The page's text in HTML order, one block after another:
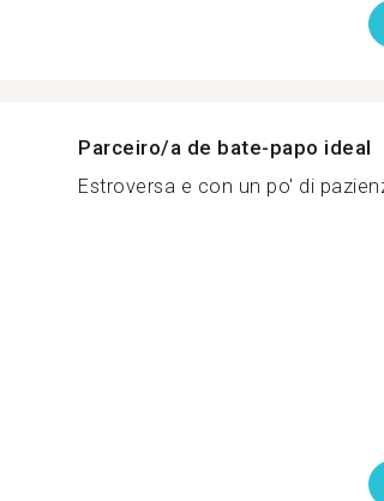
Parceiro/a de bate-papo ideal
Estroversa e con un po' di